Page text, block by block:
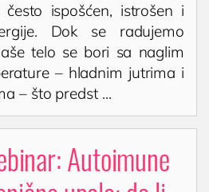
Nišu
ispošćen, istrošen i
Dok se radujemo
telo se bori sa naglim
– hladnim jutrima i
– što predst ...
Autoimune